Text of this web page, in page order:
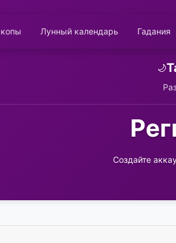
Лунный календарь Гадания
🌙
Создайте